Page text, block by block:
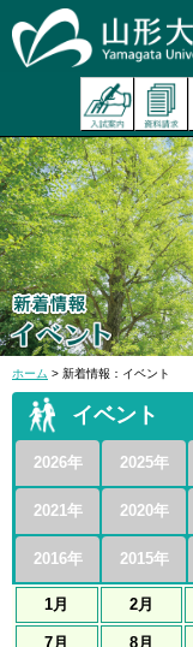
ホーム > 新着情報：イベント
イベント
2026年 2025年
2021年 2020年
2016年 2015年
1月
2月
7月 8月